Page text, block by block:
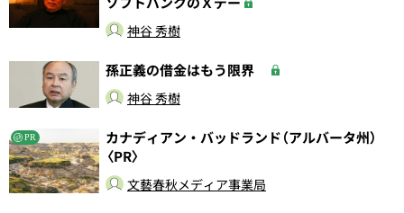
神谷 秀樹
孫正義の借金はもう限界
神谷 秀樹
PR
カナディアン・バッドランド（アルバータ州）
〈PR〉
文藝春秋メディア事業局